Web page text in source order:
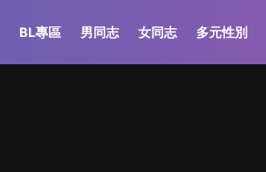
BL專區 男同志 女同志 多元性別